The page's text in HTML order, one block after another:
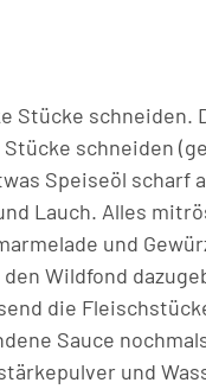
schneiden.
schneiden
Speiseöl scharf
Lauch. Alles
und
Wildfond
die
Sauce
und